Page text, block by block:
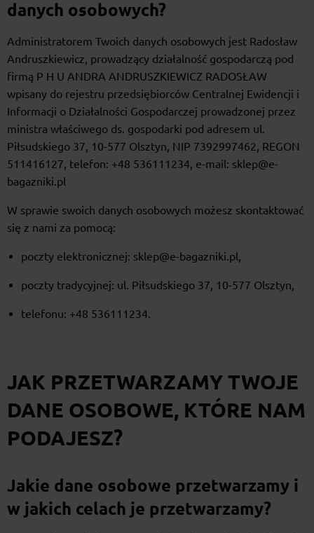
danych osobowych?
Administratorem Twoich danych osobowych jest Radosław
Andruszkiewicz, prowadzący działalność gospodarczą pod
firmą P H U ANDRA ANDRUSZKIEWICZ RADOSŁAW
wpisany do rejestru przedsiębiorców Centralnej Ewidencji i
Informacji o Działalności Gospodarczej prowadzonej przez
ministra właściwego ds. gospodarki pod adresem ul.
Piłsudskiego 37, 10-577 Olsztyn, NIP 7392997462, REGON
511416127, telefon: +48 536111234, e-mail: sklep@e-
bagazniki.pl
W sprawie swoich danych osobowych możesz skontaktować
się z nami za pomocą:
poczty elektronicznej: sklep@e-bagazniki.pl,
poczty tradycyjnej: ul. Piłsudskiego 37, 10-577 Olsztyn,
telefonu: +48 536111234.
JAK PRZETWARZAMY TWOJE
DANE OSOBOWE, KTÓRE NAM
PODAJESZ?
Jakie dane osobowe przetwarzamy i
w jakich celach je przetwarzamy?